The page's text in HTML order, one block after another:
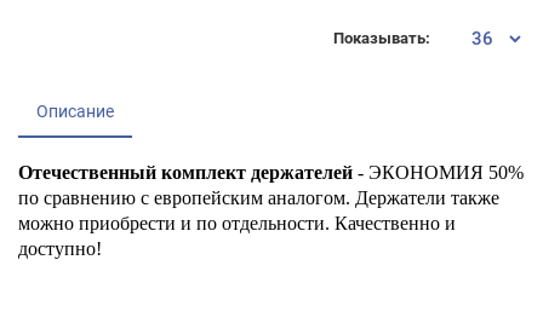
Показывать:
Описание
Отечественный комплект держателей - ЭКОНОМИЯ 50%
по сравнению с европейским аналогом. Держатели также
можно приобрести и по отдельности. Качественно и
доступно!